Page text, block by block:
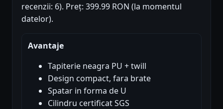
recenzii: 6). Preț: 399.99 RON (la momentul
datelor).
Avantaje
Tapiterie neagra PU + twill
Design compact, fara brate
Spatar in forma de U
Cilindru certificat SGS